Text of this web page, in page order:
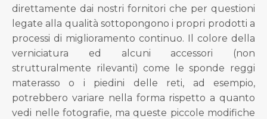
direttamente dai nostri fornitori che per questioni
legate alla qualità sottopongono i propri prodotti a
processi di miglioramento continuo. Il colore della
verniciatura ed alcuni accessori (non
strutturalmente rilevanti) come le sponde reggi
materasso o i piedini delle reti, ad esempio,
potrebbero variare nella forma rispetto a quanto
vedi nelle fotografie, ma queste piccole modifiche